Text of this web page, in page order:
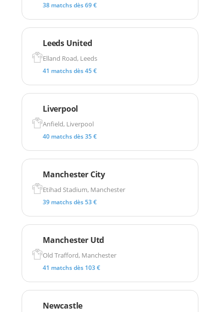
38 matchs dès 69 €
Leeds United
Elland Road, Leeds
41 matchs dès 45 €
Liverpool
Anfield, Liverpool
40 matchs dès 35 €
Manchester City
Etihad Stadium, Manchester
39 matchs dès 53 €
Manchester Utd
Old Trafford, Manchester
41 matchs dès 103 €
Newcastle